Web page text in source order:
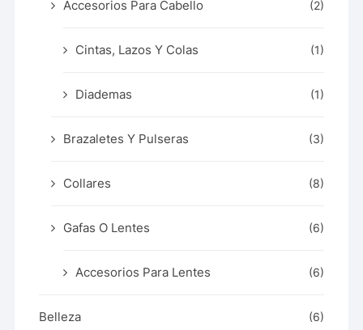
Accesorios Para Cabello (2)
Cintas, Lazos Y Colas (1)
Diademas (1)
Brazaletes Y Pulseras (3)
Collares (8)
Gafas O Lentes (6)
Accesorios Para Lentes (6)
Belleza (6)